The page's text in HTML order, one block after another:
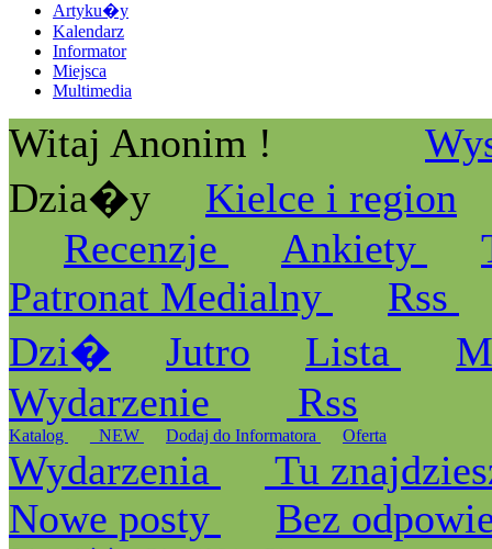
Artyku�y
Kalendarz
Informator
Miejsca
Multimedia
Witaj Anonim !
Dzia�y
Kielce i region
Recenzje
Ankiety
Patronat Medialny
Rss
Dzi�
Jutro Lista
Wydarzenie
Rss
Katalog _NEW Dodaj do Informatora Oferta
Wydarzenia
Tu
Nowe posty
Bez